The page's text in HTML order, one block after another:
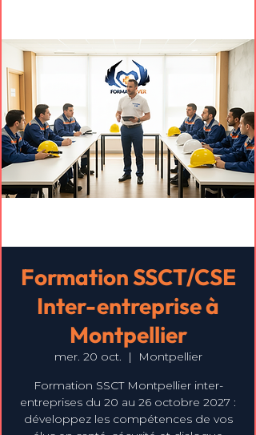
Formation SSCT/CSE
Inter-entreprise à
Montpellier
mer. 20 oct.
  |
Montpellier
Formation SSCT Montpellier inter-
entreprises du 20 au 26 octobre 2027 :
développez les compétences de vos